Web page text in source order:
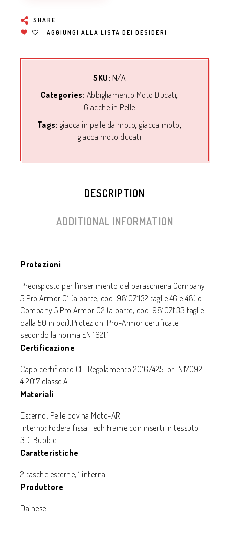
SHARE
AGGIUNGI ALLA LISTA DEI DESIDERI
SKU: N/A
Categories: Abbigliamento Moto Ducati,
Giacche in Pelle
Tags: giacca in pelle da moto,giacca moto,
giacca moto ducati
DESCRIPTION
ADDITIONAL INFORMATION
Protezioni
Predisposto per l’inserimento del paraschiena Company
5 Pro Armor G1 (a parte, cod. 981071132 taglie 46 e 48) o
Company 5 Pro Armor G2 (a parte, cod. 981071133 taglie
dalla 50 in poi),Protezioni Pro-Armor certificate
secondo la norma EN 1621.1
Certificazione
Capo certificato CE. Regolamento 2016/425. prEN17092-
4:2017 classe A
Materiali
Esterno: Pelle bovina Moto-AR
Interno: Fodera fissa Tech Frame con inserti in tessuto
3D-Bubble
Caratteristiche
2 tasche esterne, 1 interna
Produttore
Dainese